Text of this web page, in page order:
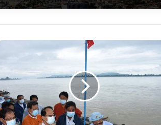
ာဝတီ
စ်
း
း